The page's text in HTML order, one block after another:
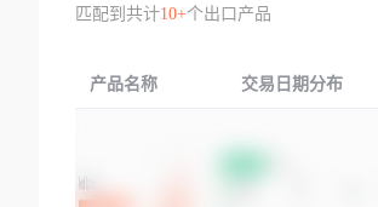
匹配到共计10+个出口产品
产品名称 交易日期分布